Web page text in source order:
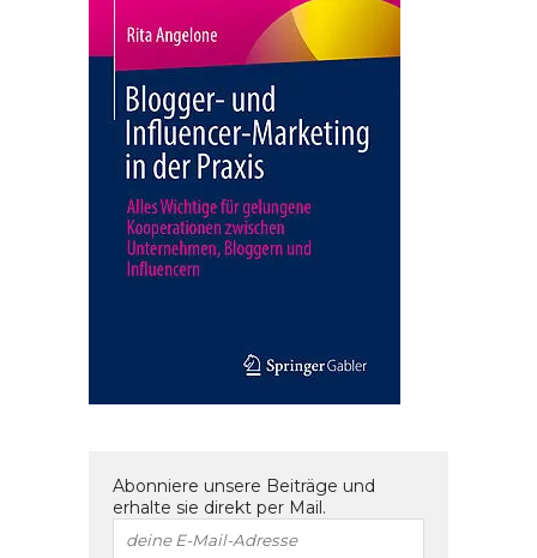
Abonniere unsere Beiträge und
erhalte sie direkt per Mail.